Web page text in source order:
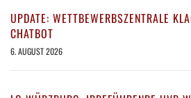
UPDATE: WETTBEWERBSZENTRALE
CHATBOT
6. AUGUST 2026